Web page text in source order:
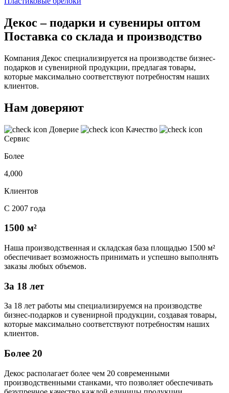
Декос – подарки и сувениры оптом
Поставка со склада и производство
Компания Декос специализируется на производстве бизнес-
подарков и сувенирной продукции, предлагая товары,
которые максимально соответствуют потребностям наших
клиентов.
Нам доверяют
Доверие
Качество
Сервис
Более
4,000
Клиентов
С 2007 года
1500 м²
Наша производственная и складская база площадью 1500 м²
обеспечивает возможность принимать и успешно выполнять
заказы любых объемов.
За 18 лет
За 18 лет работы мы специализируемся на производстве
бизнес-подарков и сувенирной продукции, создавая товары,
которые максимально соответствуют потребностям наших
клиентов.
Более 20
Декос располагает более чем 20 современными
производственными станками, что позволяет обеспечивать